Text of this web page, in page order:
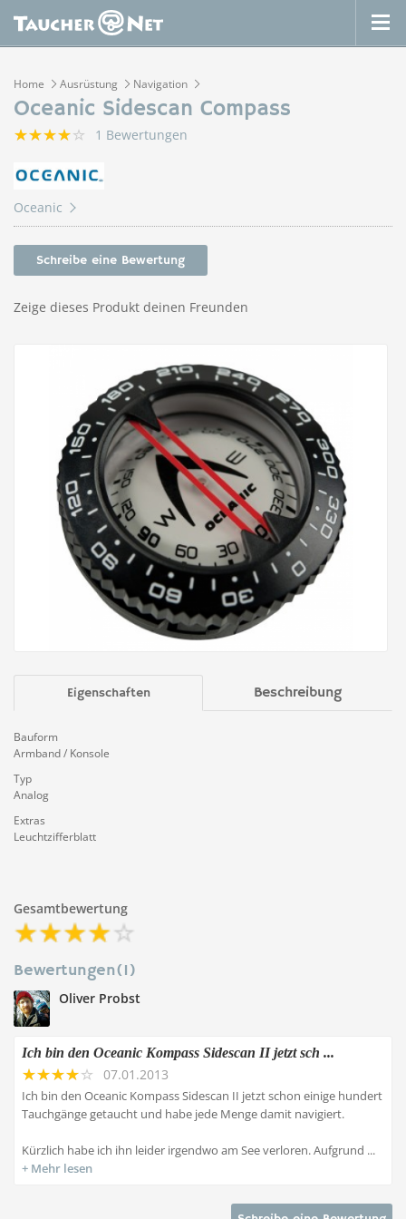
Home Ausrüstung Navigation
Oceanic Sidescan Compass
1 Bewertungen
Oceanic
Schreibe eine Bewertung
Zeige dieses Produkt deinen Freunden
Eigenschaften Beschreibung
Bauform
Armband / Konsole
Typ
Analog
Extras
Leuchtzifferblatt
Gesamtbewertung
Bewertungen(1)
Oliver Probst
Ich bin den Oceanic Kompass Sidescan II jetzt sch ...
07.01.2013
Ich bin den Oceanic Kompass Sidescan II jetzt schon einige hundert
Tauchgänge getaucht und habe jede Menge damit navigiert.
Kürzlich habe ich ihn leider irgendwo am See verloren. Aufgrund ...
Mehr lesen